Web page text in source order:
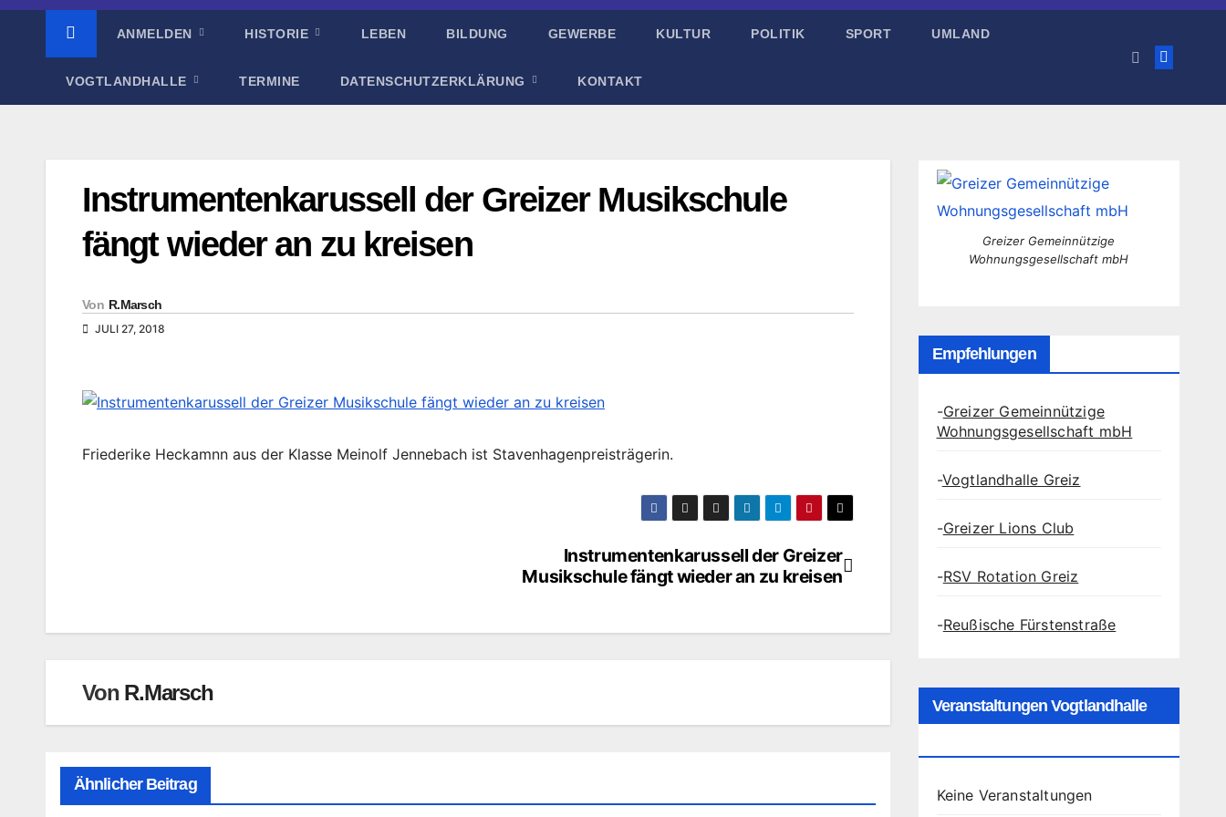
ANMELDEN HISTORIE LEBEN BILDUNG GEWERBE KULTUR POLITIK SPORT UMLAND
VOGTLANDHALLE TERMINE DATENSCHUTZERKLÄRUNG KONTAKT
Instrumentenkarussell der Greizer Musikschule
fängt wieder an zu kreisen
Von R.Marsch
JULI 27, 2018
Friederike Heckamnn aus der Klasse Meinolf Jennebach ist Stavenhagenpreisträgerin.
Instrumentenkarussell der Greizer
Musikschule fängt wieder an zu kreisen
Von R.Marsch
Ähnlicher Beitrag
Greizer Gemeinnützige
Wohnungsgesellschaft mbH
Empfehlungen
-Greizer Gemeinnützige
Wohnungsgesellschaft mbH
-Vogtlandhalle Greiz
-Greizer Lions Club
-RSV Rotation Greiz
-Reußische Fürstenstraße
Veranstaltungen Vogtlandhalle
Keine Veranstaltungen